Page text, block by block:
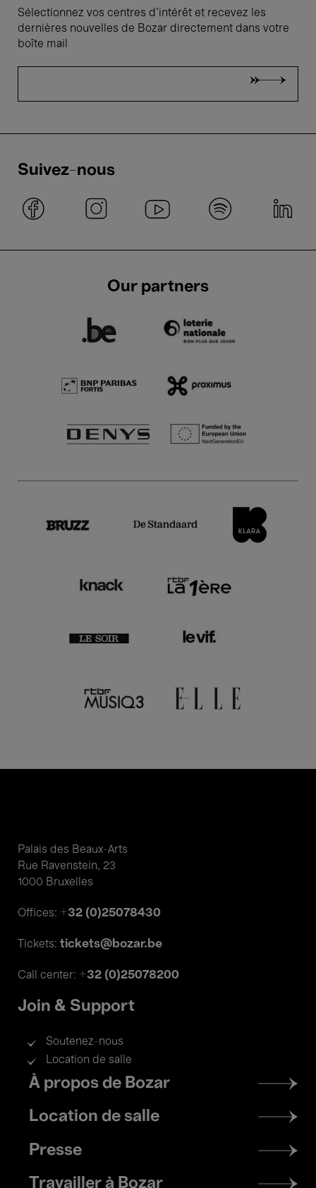
Sélectionnez vos centres d'intérêt et recevez les
dernières nouvelles de Bozar directement dans votre
boîte mail
Suivez-nous
Our partners
Palais des Beaux-Arts
Rue Ravenstein, 23
1000 Bruxelles
Offices: +32 (0)25078430
Tickets: tickets@bozar.be
Call center: +32 (0)25078200
Join & Support
Soutenez-nous
Location de salle
Footer
menu
À propos de Bozar
Location de salle
Presse
Travailler à Bozar